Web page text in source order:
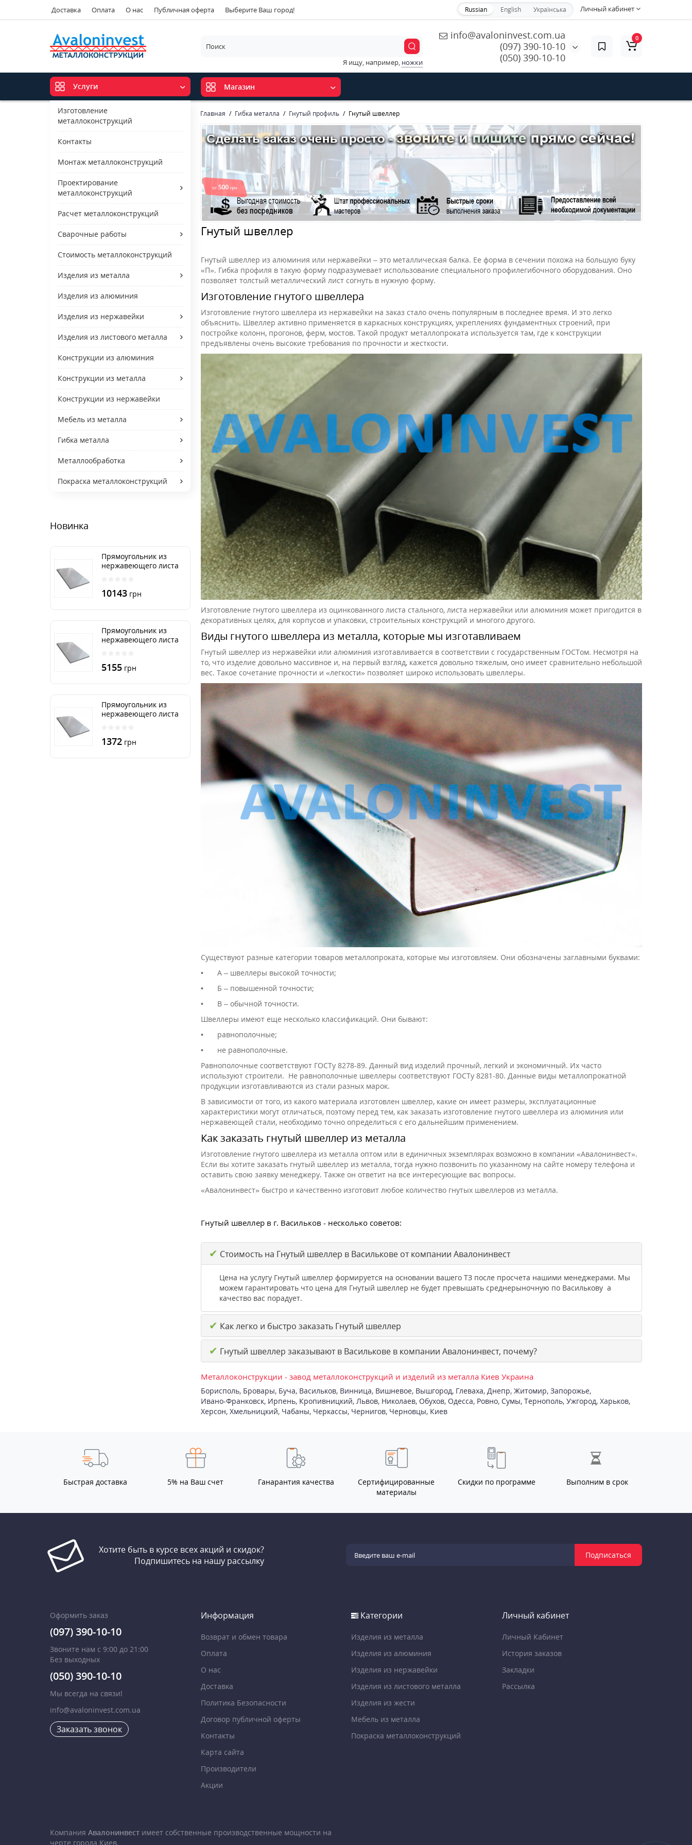
Доставка Оплата О нас Публичная оферта Выберите Ваш город! Личный кабинет
Russian English Українська
info@avaloninvest.com.ua
(097) 390-10-10
(050) 390-10-10
Я ищу, например, ножки
0
Услуги
Изготовление
металлоконструкций
Контакты
Монтаж металлоконструкций
Проектирование
металлоконструкций
Расчет металлоконструкций
Сварочные работы
Стоимость металлоконструкций
Изделия из металла
Изделия из алюминия
Изделия из нержавейки
Изделия из листового металла
Конструкции из алюминия
Конструкции из металла
Конструкции из нержавейки
Мебель из металла
Гибка металла
Металлообработка
Покраска металлоконструкций
Магазин
Главная Гибка металла Гнутый профиль Гнутый швеллер
Новинка
Прямоугольник из
нержавеющего листа
10143 грн
Прямоугольник из
нержавеющего листа
5155 грн
Прямоугольник из
нержавеющего листа
1372 грн
Гнутый швеллер
Гнутый швеллер из алюминия или нержавейки – это металлическая балка. Ее форма в сечении похожа на большую буку
«П». Гибка профиля в такую форму подразумевает использование специального профилегибочного оборудования. Оно
позволяет толстый металлический лист согнуть в нужную форму.
Изготовление гнутого швеллера
Изготовление гнутого швеллера из нержавейки на заказ стало очень популярным в последнее время. И это легко
объяснить. Швеллер активно применяется в каркасных конструкциях, укреплениях фундаментных строений, при
постройке колонн, прогонов, ферм, мостов. Такой продукт металлопроката используется там, где к конструкции
предъявлены очень высокие требования по прочности и жесткости.
Изготовление гнутого швеллера из оцинкованного листа стального, листа нержавейки или алюминия может пригодится в
декоративных целях, для корпусов и упаковки, строительных конструкций и многого другого.
Виды гнутого швеллера из металла, которые мы изготавливаем
Гнутый швеллер из нержавейки или алюминия изготавливается в соответствии с государственным ГОСТом. Несмотря на
то, что изделие довольно массивное и, на первый взгляд, кажется довольно тяжелым, оно имеет сравнительно небольшой
вес. Такое сочетание прочности и «легкости» позволяет широко использовать швеллеры.
Существуют разные категории товаров металлопроката, которые мы изготовляем. Они обозначены заглавными буквами:
•
А – швеллеры высокой точности;
•
Б – повышенной точности;
•
В – обычной точности.
Швеллеры имеют еще несколько классификаций. Они бывают:
•
равнополочные;
•
не равнополочные.
Равнополочные соответствуют ГОСТу 8278-89. Данный вид изделий прочный, легкий и экономичный. Их часто
используют строители. Не равнополочные швеллеры соответствуют ГОСТу 8281-80. Данные виды металлопрокатной
продукции изготавливаются из стали разных марок.
В зависимости от того, из какого материала изготовлен швеллер, какие он имеет размеры, эксплуатационные
характеристики могут отличаться, поэтому перед тем, как заказать изготовление гнутого швеллера из алюминия или
нержавеющей стали, необходимо точно определиться с его дальнейшим применением.
Как заказать гнутый швеллер из металла
Изготовление гнутого швеллера из металла оптом или в единичных экземплярах возможно в компании «Авалонинвест».
Если вы хотите заказать гнутый швеллер из металла, тогда нужно позвонить по указанному на сайте номеру телефона и
оставить свою заявку менеджеру. Также он ответит на все интересующие вас вопросы.
«Авалонинвест» быстро и качественно изготовит любое количество гнутых швеллеров из металла.
Гнутый швеллер в г. Васильков - несколько советов:
✔ Стоимость на Гнутый швеллер в Василькове от компании Авалонинвест
Цена на услугу Гнутый швеллер формируется на основании вашего ТЗ после просчета нашими менеджерами. Мы
можем гарантировать что цена для Гнутый швеллер не будет превышать среднерыночную по Василькову а
качество вас порадует.
✔ Как легко и быстро заказать Гнутый швеллер
✔ Гнутый швеллер заказывают в Василькове в компании Авалонинвест, почему?
Металлоконструкции - завод металлоконструкций и изделий из металла Киев Украина
Борисполь, Бровары, Буча, Васильков, Винница, Вишневое, Вышгород, Глеваха, Днепр, Житомир, Запорожье,
Ивано-Франковск, Ирпень, Кропивницкий, Львов, Николаев, Обухов, Одесса, Ровно, Сумы, Тернополь, Ужгород, Харьков,
Херсон, Хмельницкий, Чабаны, Черкассы, Чернигов, Черновцы, Киев
Быстрая доставка 5% на Ваш счет Ганарантия качества
Сертифицированные
материалы
Скидки по программе Выполним в срок
Хотите быть в курсе всех акций и скидок?
Подпишитесь на нашу рассылку
Подписаться
Оформить заказ
(097) 390-10-10
Звоните нам с 9:00 до 21:00
Без выходных
(050) 390-10-10
Мы всегда на связи!
info@avaloninvest.com.ua
Заказать звонок
Информация
Возврат и обмен товара
Оплата
О нас
Доставка
Политика Безопасности
Договор публичной оферты
Контакты
Карта сайта
Производители
Акции
Категории
Изделия из металла
Изделия из алюминия
Изделия из нержавейки
Изделия из листового металла
Изделия из жести
Мебель из металла
Покраска металлоконструкций
Личный кабинет
Личный Кабинет
История заказов
Закладки
Рассылка
Компания Авалонинвест имеет собственные производственные мощности на
черте города Киев.